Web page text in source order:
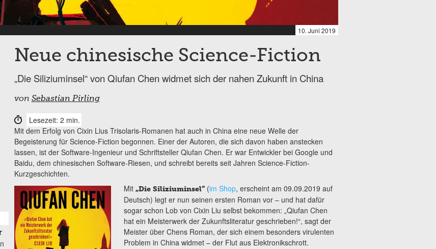
10. Juni 2019
Neue chinesische Science-Fiction
„Die Siliziuminsel“ von Qiufan Chen widmet sich der nahen Zukunft in China
von Sebastian Pirling
Lesezeit: 2 min.
Mit dem Erfolg von Cixin Lius Trisolaris-Romanen hat auch in China eine neue Welle der
Begeisterung für Science-Fiction begonnen. Einer der Autoren, die sich davon haben anstecken
lassen, ist der Software-Ingenieur und Schriftsteller Qiufan Chen. Er war Entwickler bei Google und
Baidu, dem chinesischen Software-Riesen, und schreibt bereits seit Jahren Science-Fiction-
Kurzgeschichten.
Mit„Die Siliziuminsel“ (im Shop, erscheint am 09.09.2019 auf
Deutsch) legt er nun seinen ersten Roman vor – und hat dafür
sogar schon Lob von Cixin Liu selbst bekommen: „Qiufan Chen
hat ein Meisterwerk der Zukunftsliteratur geschrieben!“, sagt der
Meister über Chens Roman, der sich einem besonders virulenten
Problem in China widmet – der Flut aus Elektronikschrott.